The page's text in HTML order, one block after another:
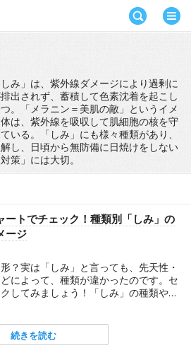
み」は、紫外線ダメージにより過剰に
出されず、蓄積して色素沈着を起こし
。「メラニン＝美肌の敵」というイメ
は、紫外線を吸収して肌細胞の核を守
いる。「しみ」にも様々種類があり、
し、日頃から無防備に日焼けをしない
策」には大切。
ートでチェック！種類別「しみ」の
ージ
？実は「しみ」と言っても、先天性・
によって、種類が違かったのです。セ
してみましょう！「しみ」の種類や特
メージと一緒にご紹介します。
続きを読む